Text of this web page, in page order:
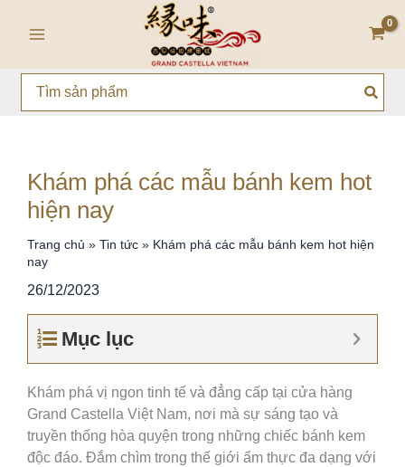
dung
for:
Khám phá các mẫu bánh kem hot
hiện nay
Trang chủ » Tin tức » Khám phá các mẫu bánh kem hot hiện
nay
26/12/2023
Mục lục
Khám phá vị ngon tinh tế và đẳng cấp tại cửa hàng
Grand Castella Việt Nam, nơi mà sự sáng tạo và
truyền thống hòa quyện trong những chiếc bánh kem
độc đáo. Đắm chìm trong thế giới ẩm thực đa dạng với